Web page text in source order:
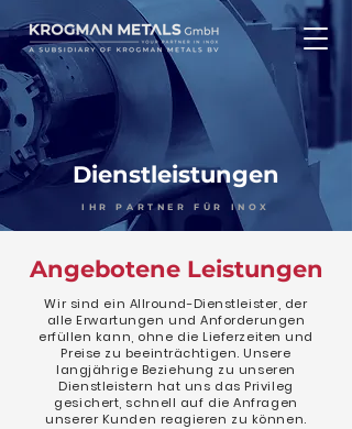
Dienstleistungen
IHR PARTNER FÜR INOX
Angebotene Leistungen
Wir sind ein Allround-Dienstleister, der
alle Erwartungen und Anforderungen
erfüllen kann, ohne die Lieferzeiten und
Preise zu beeinträchtigen. Unsere
langjährige Beziehung zu unseren
Dienstleistern hat uns das Privileg
gesichert, schnell auf die Anfragen
unserer Kunden reagieren zu können.